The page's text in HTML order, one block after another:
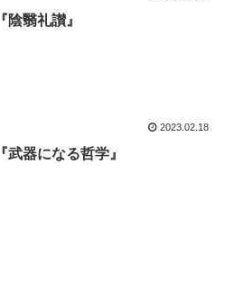
『陰翳礼讃』
2023.02.18
『武器になる哲学』